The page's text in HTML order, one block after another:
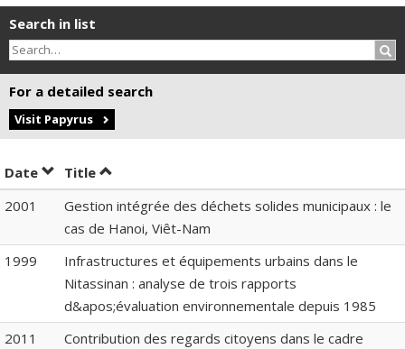
Search in list
For a detailed search
Visit Papyrus
Date Sort by date in descending order
Title Sort by title in descending order
2001
Gestion intégrée des déchets solides municipaux : le
cas de Hanoi, Viêt-Nam
1999
Infrastructures et équipements urbains dans le
Nitassinan : analyse de trois rapports
d&apos;évaluation environnementale depuis 1985
2011
Contribution des regards citoyens dans le cadre